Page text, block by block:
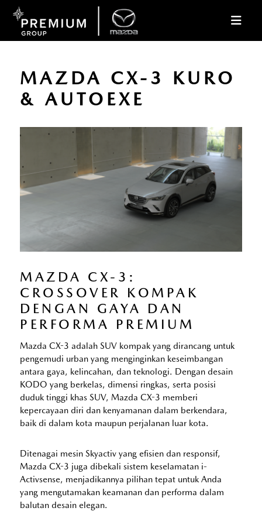
MAZDA CX-3 KURO
& AUTOEXE
MAZDA CX-3:
CROSSOVER KOMPAK
DENGAN GAYA DAN
PERFORMA PREMIUM
Mazda CX-3 adalah SUV kompak yang dirancang untuk
pengemudi urban yang menginginkan keseimbangan
antara gaya, kelincahan, dan teknologi. Dengan desain
KODO yang berkelas, dimensi ringkas, serta posisi
duduk tinggi khas SUV, Mazda CX-3 memberi
kepercayaan diri dan kenyamanan dalam berkendara,
baik di dalam kota maupun perjalanan luar kota.
Ditenagai mesin Skyactiv yang efisien dan responsif,
Mazda CX-3 juga dibekali sistem keselamatan i-
Activsense, menjadikannya pilihan tepat untuk Anda
yang mengutamakan keamanan dan performa dalam
balutan desain elegan.